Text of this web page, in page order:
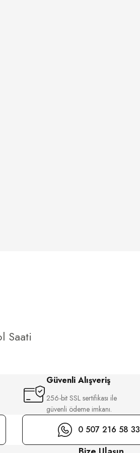
Saati
Güvenli Alışveriş
256-bit SSL sertifikası ile
güvenli ödeme imkanı.
0 507 216 58 33